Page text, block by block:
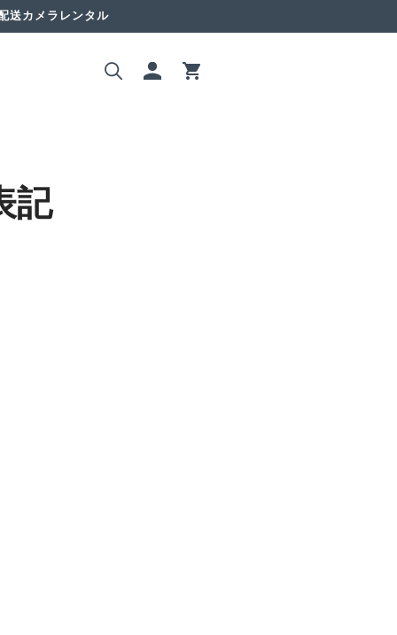
送カメラレンタル
ロ
グ
イ
ー
記